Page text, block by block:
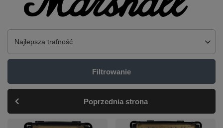
Zmień sortowanie
Najlepsza trafność
Filtrowanie
Poprzednia strona